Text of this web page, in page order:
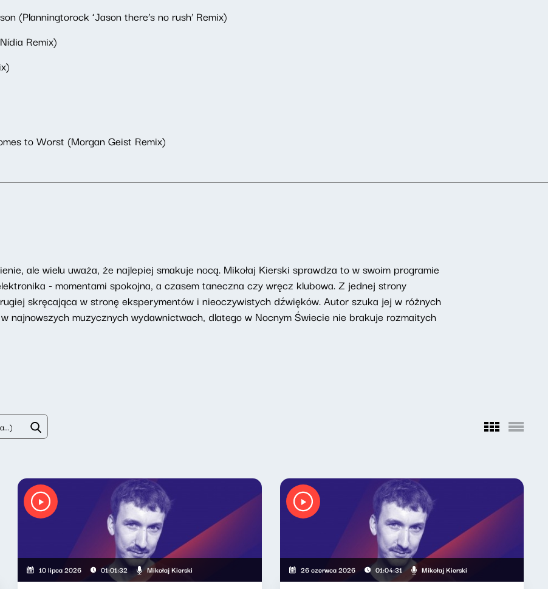
(Planningtorock ‘Jason there’s no rush’ Remix)
Remix)
to Worst (Morgan Geist Remix)
ale wielu uważa, że najlepiej smakuje nocą. Mikołaj Kierski sprawdza to w swoim programie
- momentami spokojna, a czasem taneczna czy wręcz klubowa. Z jednej strony
skręcająca w stronę eksperymentów i nieoczywistych dźwięków. Autor szuka jej w różnych
najnowszych muzycznych wydawnictwach, dlatego w Nocnym Świecie nie brakuje rozmaitych
10 lipca 2026 01:01:32 Mikołaj Kierski 26 czerwca 2026 01:04:31 Mikołaj Kierski